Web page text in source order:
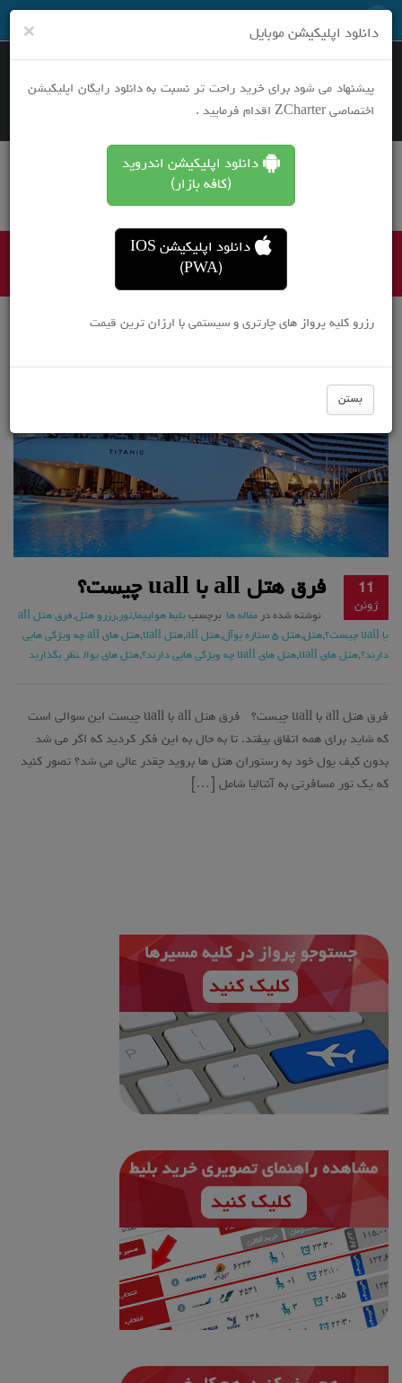
بلیط هواپیما یک طرفه
بلیط هواپیما رفت و برگشت
11
ژوئن
فرق هتل all با uall چیست؟
نوشته شده در مقاله ها برچسب بلیط هواپیما,تور,رزرو هتل,
فرق هتل all
با uall چیست؟
,هتل,هتل ۵ ستاره یوآل ,هتل all ,هتل uall ,
هتل های all چه ویژگی هایی
دارند؟,هتل های uall ,هتل های uall چه ویژگی هایی دارند؟ ,هتل های یوال نظر بگذارید
فرق هتل all با uall چیست؟ فرق هتل all با uall چیست این سوالی است
که شاید برای همه اتفاق بیفتد. تا به حال به این فکر کردید که اگر می شد
بدون کیف پول خود به رستوران هتل ها بروید چقدر عالی می شد؟ تصور کنید
که یک تور مسافرتی به آنتالیا شامل […]
× دانلود اپلیکیشن موبایل
پیشنهاد می شود برای خرید راحت تر نسبت به دانلود رایگان اپلیکیشن
اختصاصی ZCharter اقدام فرمایید .
دانلود اپلیکیشن اندروید
(کافه بازار)
دانلود اپلیکیشن IOS
(PWA)
رزرو کلیه پرواز های چارتری و سیستمی با ارزان ترین قیمت
بستن